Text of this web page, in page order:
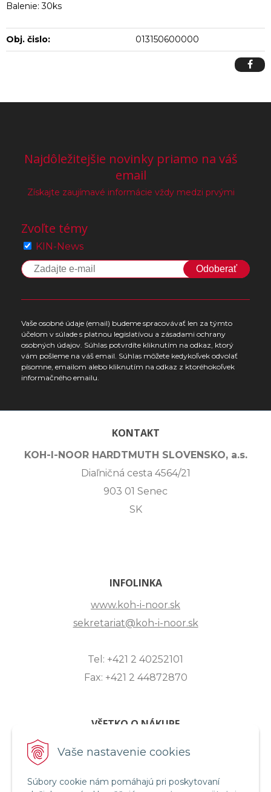
Vaše nastavenie cookies
Súbory cookie nám pomáhajú pri poskytovaní
Balenie: 30ks
Obj. čislo: 013150600000
Najdôležitejšie novinky priamo na váš
email
Získajte zaujímavé informácie vždy medzi prvými
Zvoľte témy
KIN-News
Odoberať
Vaše osobné údaje (email) budeme spracovávať len za týmto
účelom v súlade s platnou legislatívou a zásadami ochrany
osobných údajov. Súhlas potvrdíte kliknutím na odkaz, ktorý
vám pošleme na váš email. Súhlas môžete kedykoľvek odvolať
písomne, emailom alebo kliknutím na odkaz z ktoréhokoľvek
informačného emailu.
KONTAKT
KOH-I-NOOR HARDTMUTH SLOVENSKO, a.s.
Diaľničná cesta 4564/21
903 01 Senec
SK
INFOLINKA
www.koh-i-noor.sk
sekretariat@koh-i-noor.sk
Tel: +421 2 40252101
Fax: +421 2 44872870
VŠETKO O NÁKUPE
ZASLANIE OTÁZKY
OBCHODNÉ PODMIENKY